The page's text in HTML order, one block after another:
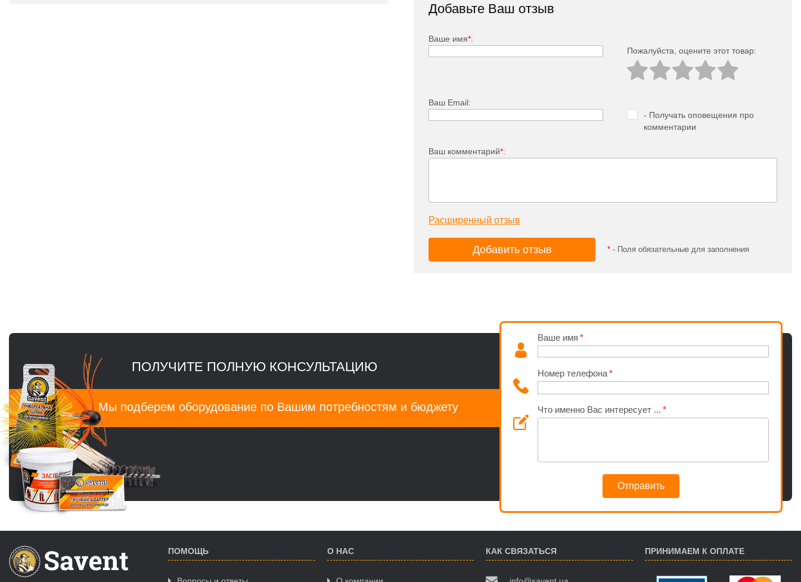
Добавьте Ваш отзыв
Ваше имя*:
Пожалуйста, оцeните этот товар:
Ваш Email:
- Получать оповещения про
комментарии
Ваш комментарий*:
Расширенный отзыв
* - Поля обязательные для заполнения
ПОЛУЧИТЕ ПОЛНУЮ КОНСУЛЬТАЦИЮ
Мы подберем оборудование по Вашим потребностям и бюджету
Ваше имя
Номер телефона
Что именно Вас интересует ...
Отправить
ПОМОЩЬ О НАС КАК СВЯЗАТЬСЯ ПРИНИМАЕМ К ОПЛАТЕ